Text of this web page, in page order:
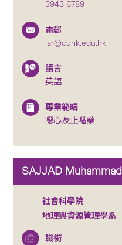
3943 6789
電郵
jar@cuhk.edu.hk
語言
英語
專業範疇
噁心及止嘔藥
SAJJAD Muhammad
社會科學院
地理與資源管理學系
職銜